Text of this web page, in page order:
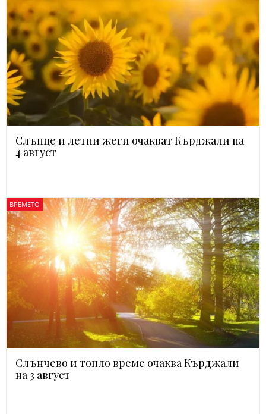
Слънце и летни жеги очакват Кърджали на
4 август
ВРЕМЕТО
Слънчево и топло време очаква Кърджали
на 3 август